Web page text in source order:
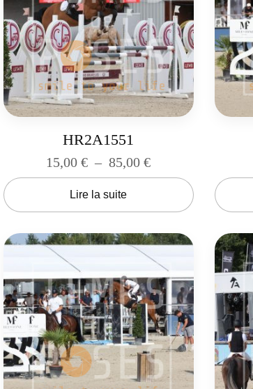
HR2A1551
15,00€ – 85,00€
Lire la suite